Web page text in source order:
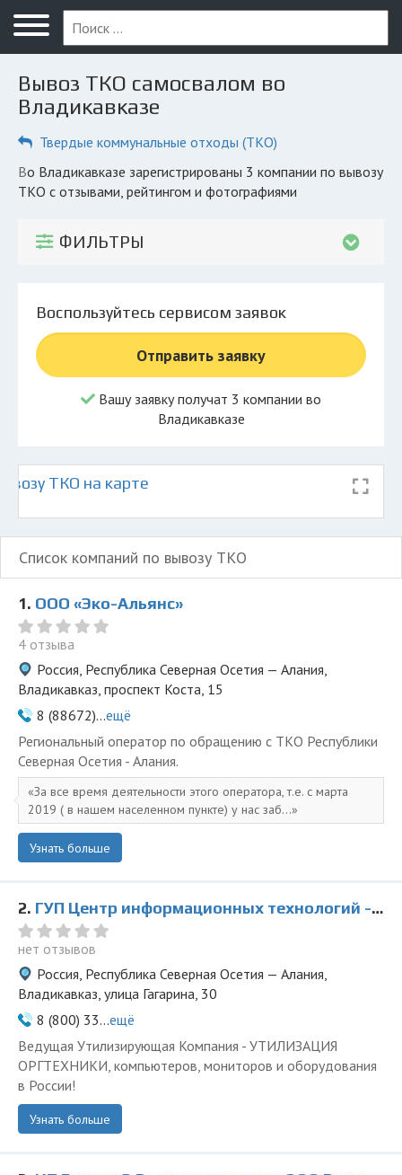
Меню
Главная
Вопрос юристу
Компании
Экоблог
© 2026 Все права защищены
Вывоз ТКО самосвалом во
Владикавказе
Твердые коммунальные отходы (ТКО)
во Владикавказе зарегистрированы 3 компании по вывозу
ТКО с отзывами, рейтингом и фотографиями
ФИЛЬТРЫ
Воспользуйтесь сервисом заявок
Отправить заявку
Вашу заявку получат 3 компании во
Владикавказе
ТКО на карте
Список компаний по вывозу ТКО
1. ООО «Эко-Альянс»
4 отзыва
Россия, Республика Северная Осетия — Алания,
Владикавказ, проспект Коста, 15
8 (88672)...ещё
Региональный оператор по обращению с ТКО Республики
Северная Осетия - Алания.
За все время деятельности этого оператора, т.е. с марта
2019 ( в нашем населенном пункте) у нас заб...
Узнать больше
2. ГУП Центр информационных технологий - представитель ООО Ведущая Утилизирующая Компания
нет отзывов
Россия, Республика Северная Осетия — Алания,
Владикавказ, улица Гагарина, 30
8 (800) 33...ещё
Ведущая Утилизирующая Компания - УТИЛИЗАЦИЯ
ОРГТЕХНИКИ, компьютеров, мониторов и оборудования
в России!
Узнать больше